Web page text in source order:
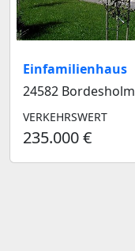
Einfamilienhaus
24582 Bordesholm
VERKEHRSWERT
235.000 €